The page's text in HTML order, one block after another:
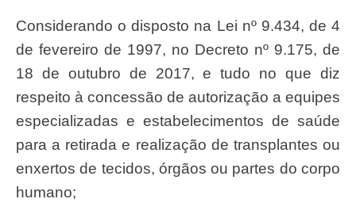
Considerando o disposto na Lei nº 9.434, de 4
de fevereiro de 1997, no Decreto nº 9.175, de
18 de outubro de 2017, e tudo no que diz
respeito à concessão de autorização a equipes
especializadas e estabelecimentos de saúde
para a retirada e realização de transplantes ou
enxertos de tecidos, órgãos ou partes do corpo
humano;